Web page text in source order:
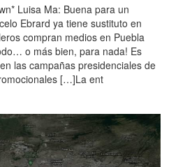
Luisa Ma: Buena para un
Ebrard ya tiene sustituto en
compran medios en Puebla
o más bien, para nada! Es
las campañas presidenciales de
[…]La ent